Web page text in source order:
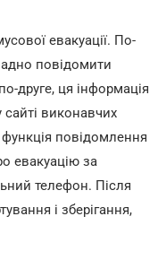
евакуації. По-
повідомити
друге, ця інформація
виконавчих
повідомлення
евакуацію за
телефон. Після
і зберігання,